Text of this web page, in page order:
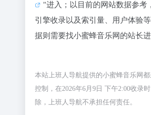
"进入；以目前的网站数据参考
引擎收录以及索引量、用户体验
据则需要找小蜜蜂音乐网的站长
本站上班人导航提供的小蜜蜂音乐网
控制，在2026年6月9日 下午2:00收录
除，上班人导航不承担任何责任。